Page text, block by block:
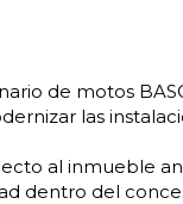
de motos
las
al inmueble
dentro del